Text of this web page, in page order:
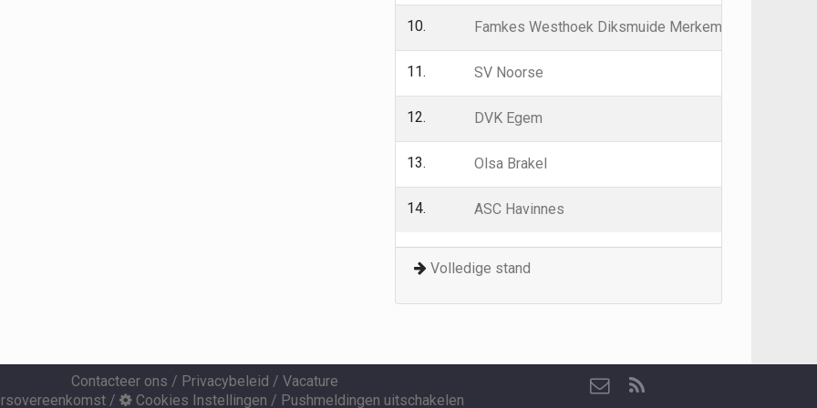
10. Famkes Westhoek Diksmuide Merkem
11. SV Noorse
12. DVK Egem
13. Olsa Brakel
14. ASC Havinnes
Volledige stand
Contacteer ons / Privacybeleid / Vacature
/ Cookies Instellingen / Pushmeldingen uitschakelen